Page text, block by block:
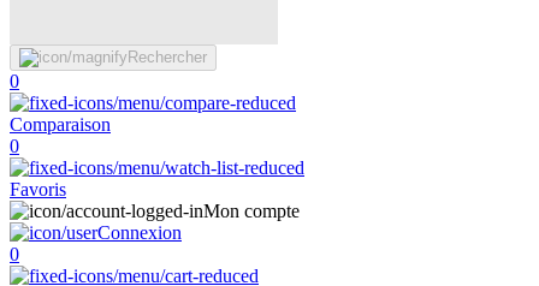
Rechercher
0
Comparaison
0
Favoris
Mon compte
Connexion
0